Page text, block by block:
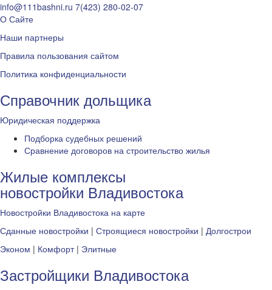
info@111bashni.ru 7(423) 280-02-07
О Сайте
Наши партнеры
Правила пользования сайтом
Политика конфиденциальности
Справочник дольщика
Юридическая поддержка
Подборка судебных решений
Сравнение договоров на строительство жилья
Жилые комплексы
новостройки Владивостока
Новостройки Владивостока на карте
Сданные новостройки | Строящиеся новостройки | Долгострои
Эконом | Комфорт| Элитные
Застройщики Владивостока